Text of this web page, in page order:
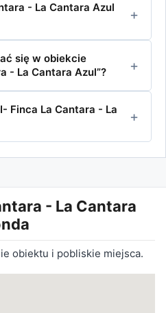
- La Cantara Azul
się w obiekcie
- La Cantara Azul”?
Finca La Cantara - La
- La Cantara
obiektu i pobliskie miejsca.